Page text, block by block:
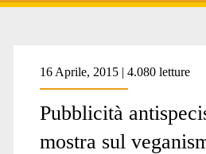
16 Aprile, 2015 | 4.080 letture
Pubblicità
mostra sul